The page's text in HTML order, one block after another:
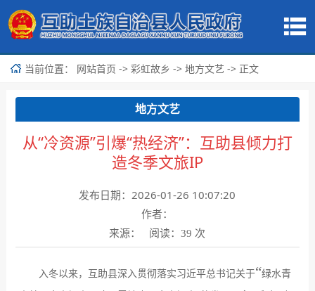
当前位置： 网站首页 -> 彩虹故乡 -> 地方文艺 -> 正文
地方文艺
从“冷资源”引爆“热经济”：互助县倾力打
造冬季文旅IP
发布日期：2026-01-26 10:07:20
作者：
来源： 阅读：39 次
入冬以来，互助县深入贯彻落实习近平总书记关于“绿水青